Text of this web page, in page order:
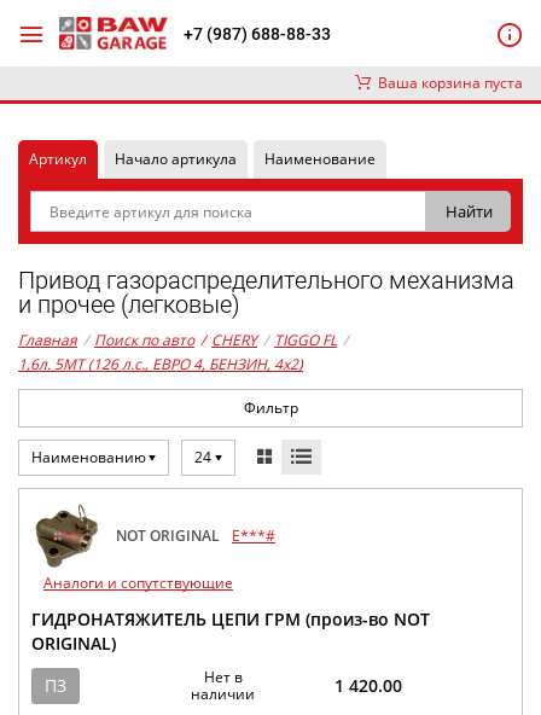
+7 (987) 688-88-33
Ваша корзина пуста
Артикул Начало артикула Наименование
Привод газораспределительного механизма
и прочее (легковые)
Главная / Поиск по авто / CHERY / TIGGO FL /
1,6л. 5MT (126 л.с., ЕВРО 4, БЕНЗИН, 4x2)
Фильтр
Наименованию 24
NOT ORIGINAL E***#
Аналоги и сопутствующие
ГИДРОНАТЯЖИТЕЛЬ ЦЕПИ ГРМ (произ-во NOT
ORIGINAL)
ПЗ
Нет в
наличии
1 420.00